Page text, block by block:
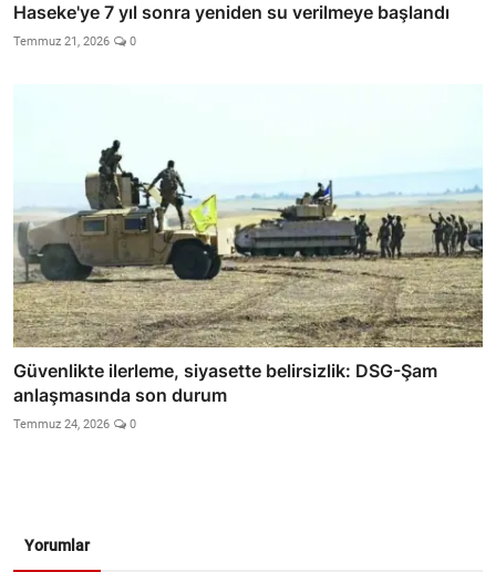
Haseke'ye 7 yıl sonra yeniden su verilmeye başlandı
Temmuz 21, 2026 0
Güvenlikte ilerleme, siyasette belirsizlik: DSG-Şam
anlaşmasında son durum
Temmuz 24, 2026 0
Yorumlar